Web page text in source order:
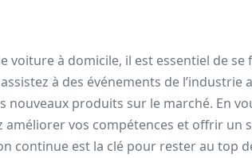
voiture à domicile, il est essentiel de se
à des événements de l’industrie
nouveaux produits sur le marché. En
améliorer vos compétences et offrir un
continue est la clé pour rester au top